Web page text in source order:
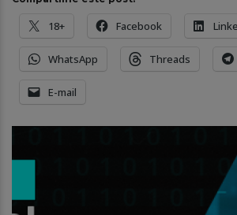
18+ Facebook
WhatsApp Threads
E-mail